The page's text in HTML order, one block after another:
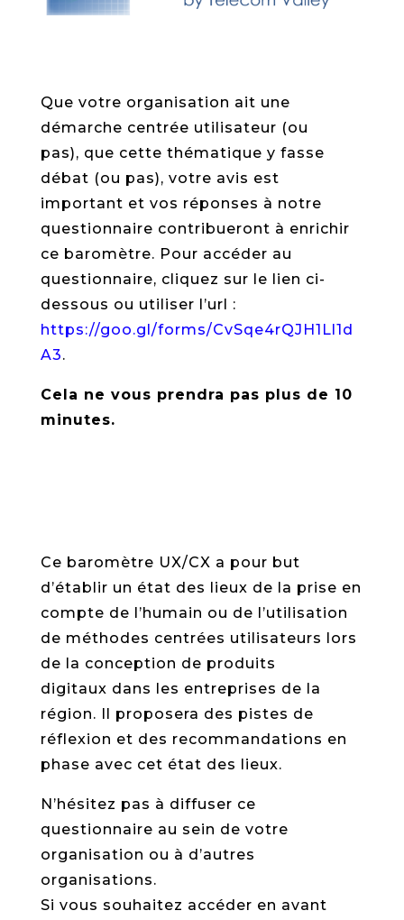
Que votre organisation ait une
démarche centrée utilisateur (ou
pas), que cette thématique y fasse
débat (ou pas), votre avis est
important et vos réponses à notre
questionnaire contribueront à enrichir
ce baromètre. Pour accéder au
questionnaire, cliquez sur le lien ci-
dessous ou utiliser l’url :
https://goo.gl/forms/CvSqe4rQJH1Ll1d
A3.
Cela ne vous prendra pas plus de 10
minutes.
Ce baromètre UX/CX a pour but
d’établir un état des lieux de la prise en
compte de l’humain ou de l’utilisation
de méthodes centrées utilisateurs lors
de la conception de produits
digitaux dans les entreprises de la
région. Il proposera des pistes de
réflexion et des recommandations en
phase avec cet état des lieux.
N’hésitez pas à diffuser ce
questionnaire au sein de votre
organisation ou à d’autres
organisations.
Si vous souhaitez accéder en avant